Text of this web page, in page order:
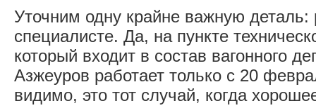
Уточним одну крайне важную
специалисте. Да, на пункте
который входит в состав вагонного
Азжеуров работает только с 20
видимо, это тот случай, когда